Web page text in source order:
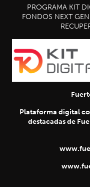
PROGRAMA KIT
FONDOS NEXT
Plataforma digital
destacadas de